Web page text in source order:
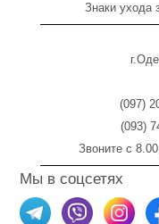
Знаки ухода
(097)
(093)
Звоните с
Мы в соцсетях